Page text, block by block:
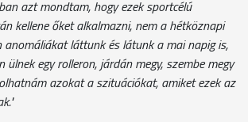
azt mondtam, hogy ezek sportcélú
kellene őket alkalmazni, nem a hétköznapi
anomáliákat láttunk és látunk a mai napig is,
ülnek egy rolleron, járdán megy, szembe megy
azokat a szituációkat, amiket ezek az